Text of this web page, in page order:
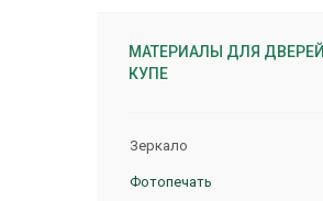
МАТЕРИАЛЫ ДЛЯ ДВЕРЕЙ
КУПЕ
Зеркало
Фотопечать